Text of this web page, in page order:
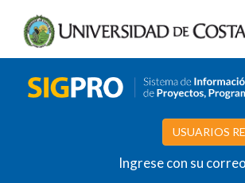
USUARIOS
Ingrese con su